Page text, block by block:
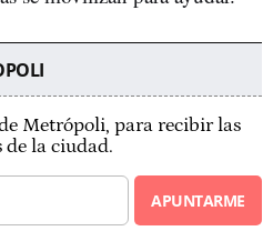
Metrópoli, para recibir las
la ciudad.
APUNTARME